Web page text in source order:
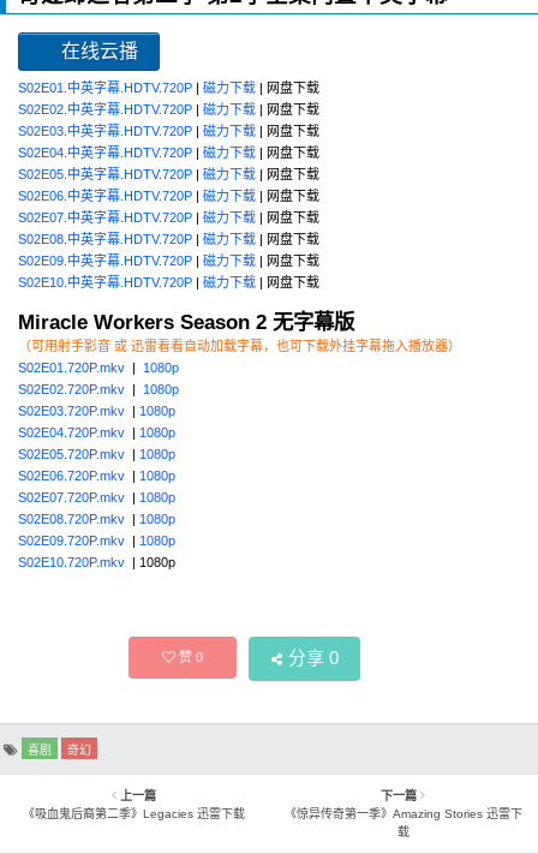
在线云播
S02E01.中英字幕.HDTV.720P 磁力下载 | 网盘下载
S02E02.中英字幕.HDTV.720P
磁力下载 | 网盘下载
S02E03.中英字幕.HDTV.720P
磁力下载 | 网盘下载
S02E04.中英字幕.HDTV.720P
磁力下载 | 网盘下载
S02E05.中英字幕.HDTV.720P
磁力下载 | 网盘下载
S02E06.中英字幕.HDTV.720P
磁力下载 | 网盘下载
S02E07.中英字幕.HDTV.720P
磁力下载 | 网盘下载
S02E08.中英字幕.HDTV.720P
磁力下载 | 网盘下载
S02E09.中英字幕.HDTV.720P
磁力下载 | 网盘下载
S02E10.中英字幕.HDTV.720P
磁力下载 | 网盘下载
Miracle Workers Season 2 无字幕版
（可用射手影音 或 迅雷看看自动加载字幕，也可下载外挂字幕拖入播放器）
S02E01.720P.mkv
1080p
S02E02.720P.mkv
1080p
S02E03.720P.mkv
1080p
S02E04.720P.mkv
1080p
S02E05.720P.mkv
1080p
S02E06.720P.mkv
1080p
S02E07.720P.mkv
1080p
S02E08.720P.mkv
1080p
S02E09.720P.mkv
1080p
S02E10.720P.mkv | 1080p
赞0 分享 0
喜剧 奇幻
上一篇
《吸血鬼后裔第二季》Legacies 迅雷下载
下一篇
《惊异传奇第一季》Amazing Stories 迅雷下
载